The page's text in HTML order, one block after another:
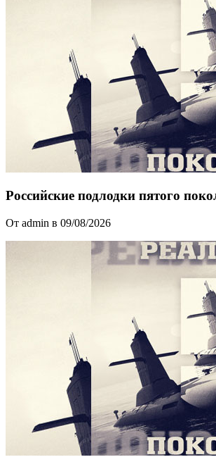
Российские подлодки пятого
От admin в 09/08/2026